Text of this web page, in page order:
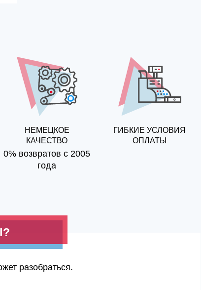
НЕМЕЦКОЕ
КАЧЕСТВО
0% возвратов с 2005
года
ГИБКИЕ УСЛОВИЯ
ОПЛАТЫ
разобраться.